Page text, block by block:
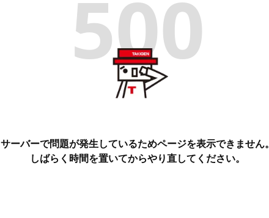
500
サーバーで問題が発生しているためページを表示できません。
しばらく時間を置いてからやり直してください。